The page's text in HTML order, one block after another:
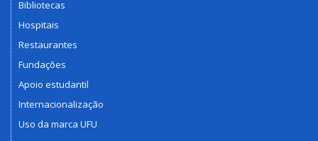
Bibliotecas
Hospitais
Restaurantes
Fundações
Apoio estudantil
Internacionalização
Uso da marca UFU